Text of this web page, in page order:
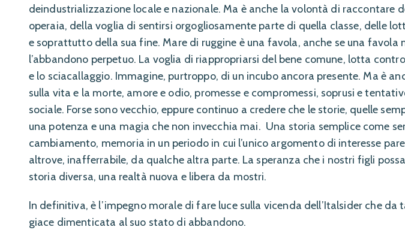
deindustrializzazione locale e nazionale. Ma è anche la volontà di raccontare
operaia, della voglia di sentirsi orgogliosamente parte di quella classe, delle
e soprattutto della sua fine. Mare di ruggine è una favola, anche se una favola
l’abbandono perpetuo. La voglia di riappropriarsi del bene comune, lotta
e lo sciacallaggio. Immagine, purtroppo, di un incubo ancora presente. Ma è
sulla vita e la morte, amore e odio, promesse e compromessi, soprusi e
sociale. Forse sono vecchio, eppure continuo a credere che le storie, quelle
una potenza e una magia che non invecchia mai. Una storia semplice come
cambiamento, memoria in un periodo in cui l’unico argomento di interesse
altrove, inafferrabile, da qualche altra parte. La speranza che i nostri figli
storia diversa, una realtà nuova e libera da mostri.
In definitiva, è l’impegno morale di fare luce sulla vicenda dell’Italsider che da
giace dimenticata al suo stato di abbandono.